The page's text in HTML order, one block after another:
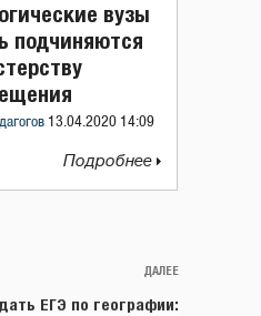
вузы
подчиняются
13.04.2020 14:09
Подробнее
Следующая
ДАЛЕЕ
ЕГЭ по географии: